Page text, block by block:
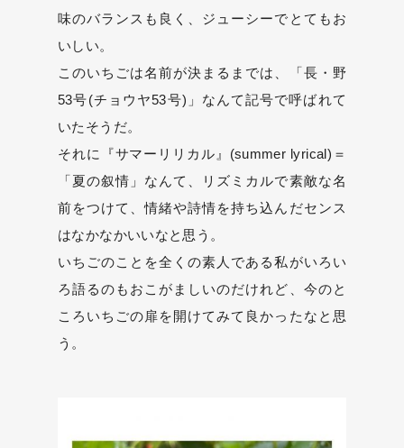
味のバランスも良く、ジューシーでとてもお
いしい。
このいちごは名前が決まるまでは、「長・野
53号(チョウヤ53号)」なんて記号で呼ばれて
いたそうだ。
それに『サマーリリカル』(summer lyrical)＝
「夏の叙情」なんて、リズミカルで素敵な名
前をつけて、情緒や詩情を持ち込んだセンス
はなかなかいいなと思う。
いちごのことを全くの素人である私がいろい
ろ語るのもおこがましいのだけれど、今のと
ころいちごの扉を開けてみて良かったなと思
う。